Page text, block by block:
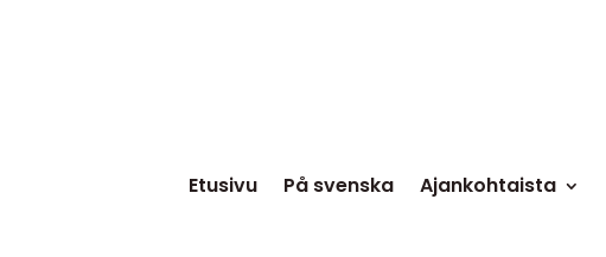
Etusivu På svenska Ajankohtaista